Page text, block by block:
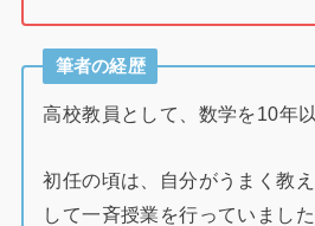
筆者の経歴
高校教員として、数学を10年
初任の頃は、自分がうまく教
して一斉授業を行っていました